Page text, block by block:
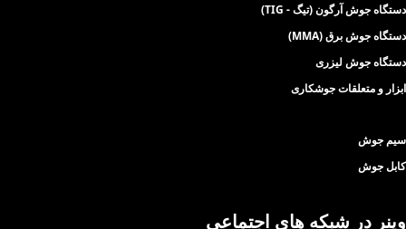
دستگاه جوش آرگون (تیگ - TIG)
دستگاه جوش برق (MMA)
دستگاه جوش لیزری
ابزار و متعلقات جوشکاری
سیم جوش
کابل جوش
وینر در شبکه های اجتماعی